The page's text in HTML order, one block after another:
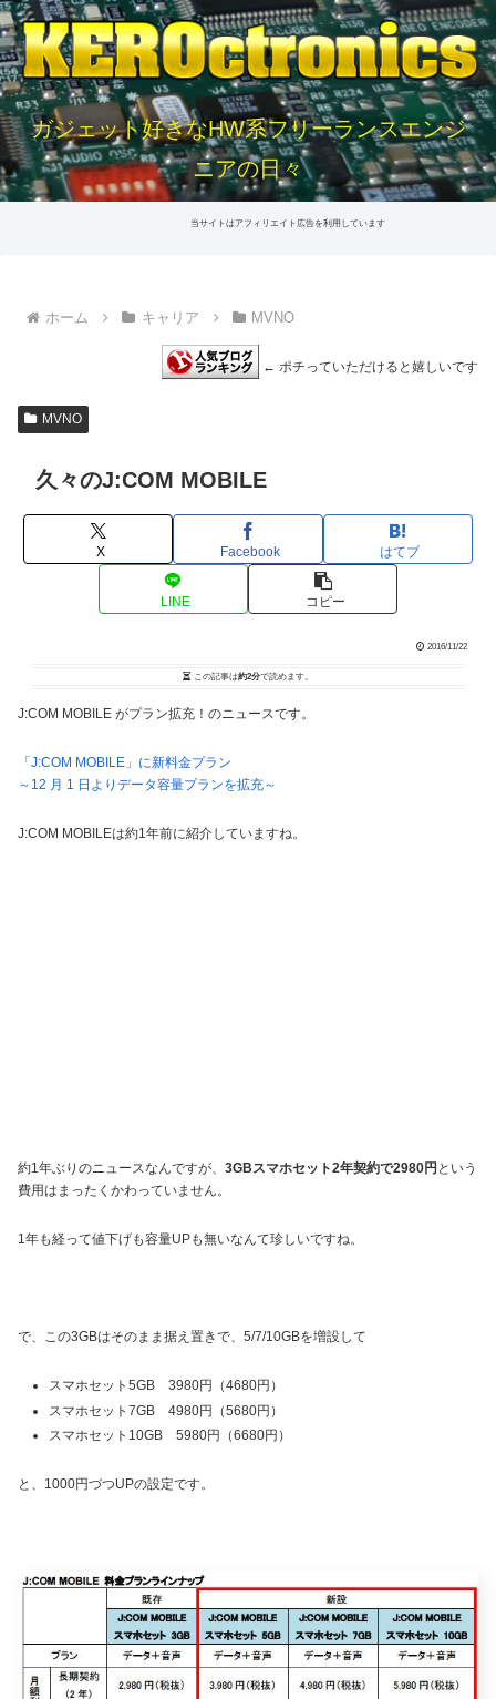
ガジェット好きなHW系フリーランスエンジ
ニアの日々
当サイトはアフィリエイト広告を利用しています
ホーム キャリア MVNO
← ポチっていただけると嬉しいです
MVNO
久々のJ:COM MOBILE
X Facebook はてブ
LINE コピー
2016/11/22
この記事は約2分で読めます。
J:COM MOBILE がプラン拡充！のニュースです。
「J:COM MOBILE」に新料金プラン
～12 月 1 日よりデータ容量プランを拡充～
J:COM MOBILEは約1年前に紹介していますね。
約1年ぶりのニュースなんですが、 3GBスマホセット2年契約で2980円 という
費用はまったくかわっていません。
1年も経って値下げも容量UPも無いなんて珍しいですね。
で、この3GBはそのまま据え置きで、5/7/10GBを増設して
スマホセット5GB 3980円（4680円）
スマホセット7GB 4980円（5680円）
スマホセット10GB 5980円（6680円）
と、1000円づつUPの設定です。